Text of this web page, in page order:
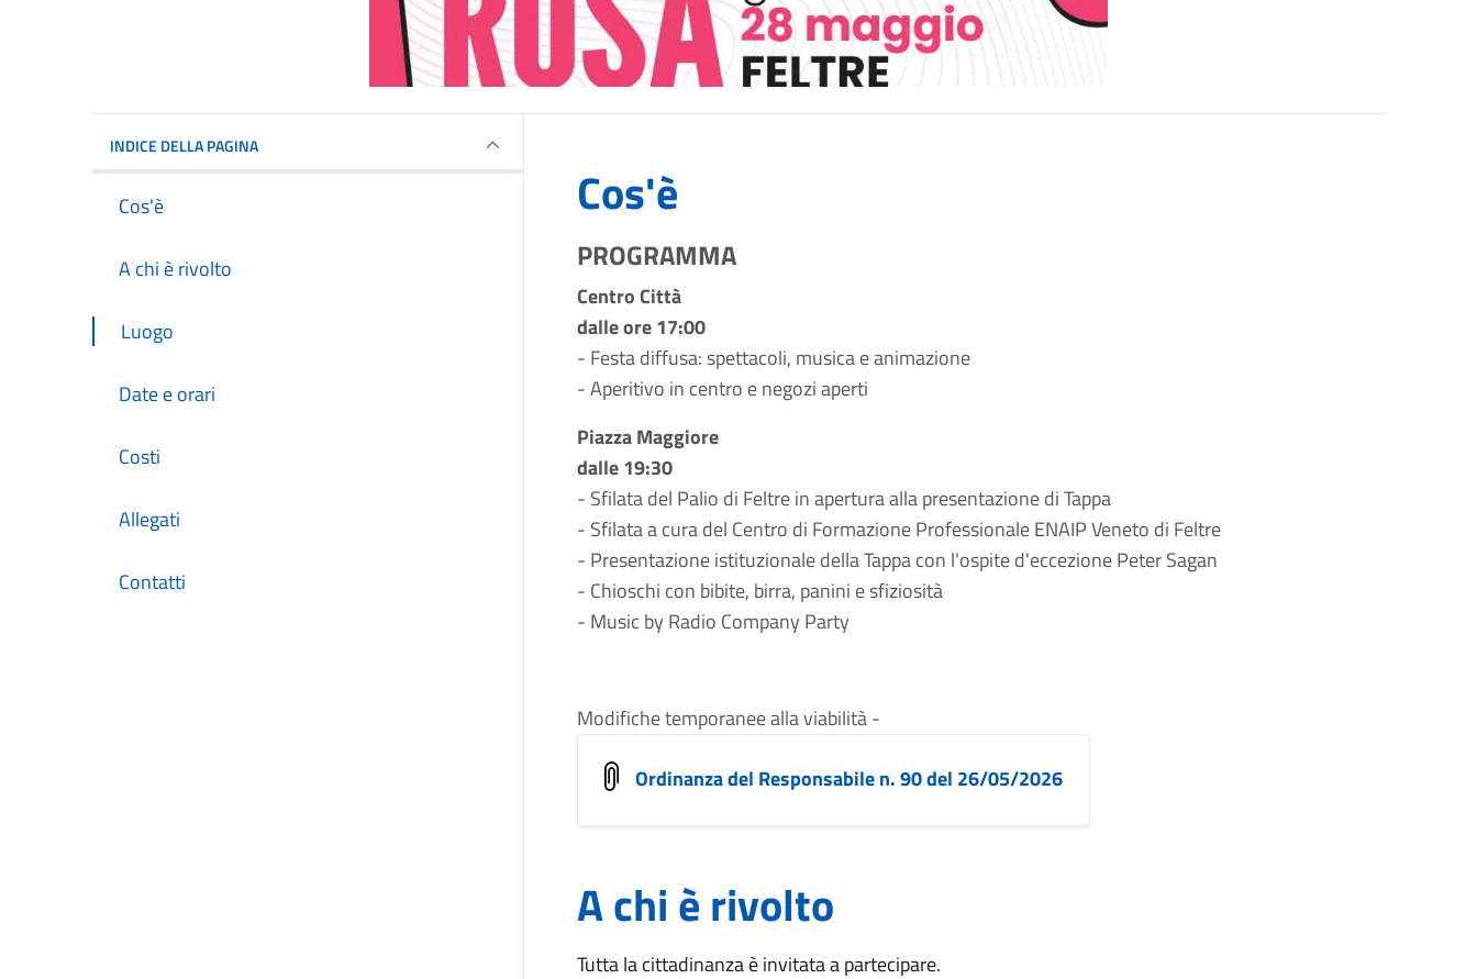
INDICE DELLA PAGINA
Cos'è
A chi è rivolto
Luogo
Date e orari
Costi
Allegati
Contatti
Cos'è
PROGRAMMA
Centro Città
dalle ore 17:00
- Festa diffusa: spettacoli, musica e animazione
- Aperitivo in centro e negozi aperti
Piazza Maggiore
dalle 19:30
- Sfilata del Palio di Feltre in apertura alla presentazione di Tappa
- Sfilata a cura del Centro di Formazione Professionale ENAIP Veneto di Feltre
- Presentazione istituzionale della Tappa con l'ospite d'eccezione Peter Sagan
- Chioschi con bibite, birra, panini e sfiziosità
- Music by Radio Company Party
Modifiche temporanee alla viabilità -
Ordinanza del Responsabile n. 90 del 26/05/2026
A chi è rivolto
Tutta la cittadinanza è invitata a partecipare.